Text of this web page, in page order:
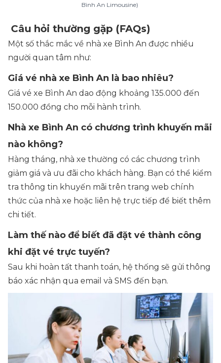
Bình An Limousine)
Câu hỏi thường gặp (FAQs)
Một số thắc mắc về nhà xe Bình An được nhiều
người quan tâm như:
Giá vé nhà xe Bình An là bao nhiêu?
Giá vé xe Bình An dao động khoảng 135.000 đến
150.000 đồng cho mỗi hành trình.
Nhà xe Bình An có chương trình khuyến mãi
nào không?
Hàng tháng, nhà xe thường có các chương trình
giảm giá và ưu đãi cho khách hàng. Bạn có thể kiểm
tra thông tin khuyến mãi trên trang web chính
thức của nhà xe hoặc liên hệ trực tiếp để biết thêm
chi tiết.
Làm thế nào để biết đã đặt vé thành công
khi đặt vé trực tuyến?
Sau khi hoàn tất thanh toán, hệ thống sẽ gửi thông
báo xác nhận qua email và SMS đến bạn.